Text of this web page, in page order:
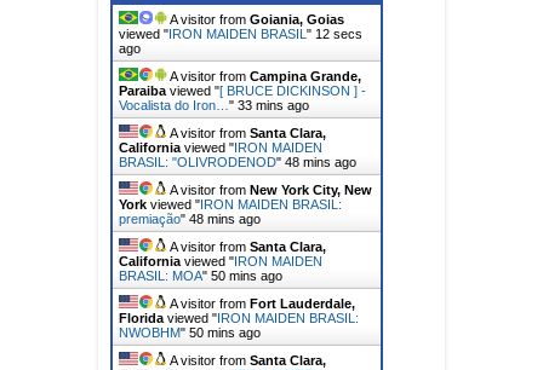
A visitor from Goiania, Goias
viewed "IRON MAIDEN BRASIL " 14 secs
ago
A visitor from Campina Grande,
Paraiba viewed "[ BRUCE DICKINSON ] -
Vocalista do Iron… " 33 mins ago
A visitor from Santa Clara,
California viewed "IRON MAIDEN
BRASIL: "OLIVRODENOD" 48 mins ago
A visitor from New York City, New
York viewed "IRON MAIDEN BRASIL:
premiação" 48 mins ago
A visitor from Santa Clara,
California viewed "IRON MAIDEN
BRASIL: MOA" 50 mins ago
A visitor from Fort Lauderdale,
Florida viewed "IRON MAIDEN BRASIL:
NWOBHM" 51 mins ago
A visitor from Santa Clara,